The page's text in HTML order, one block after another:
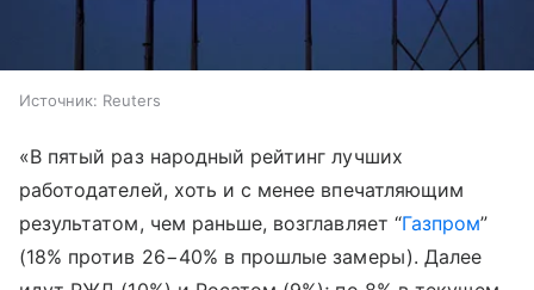
Источник: Reuters
«В пятый раз народный рейтинг лучших
работодателей, хоть и с менее впечатляющим
результатом, чем раньше, возглавляет “Газпром”
(18% против 26−40% в прошлые замеры). Далее